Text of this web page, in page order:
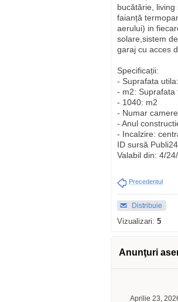
bucătărie,
faianță
aerului) in
solare,sistem
garaj cu acces
Specificații:
- Suprafata
- m2: Suprafata
- 1040: m2
- Numar
- Anul
- Incalzire:
ID sursă
Valabil din: 4/
Precedentul
Distribuie
Vizualizari: 5
Anunţuri
Aprilie 23,